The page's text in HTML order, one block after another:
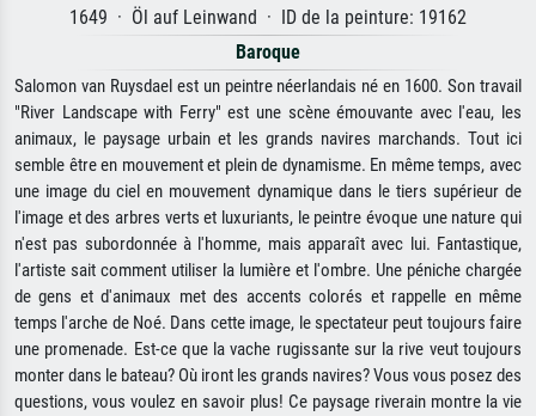
1649 · Öl auf Leinwand · ID de la peinture: 19162
Baroque
Salomon van Ruysdael est un peintre néerlandais né en 1600. Son travail
"River Landscape with Ferry" est une scène émouvante avec l'eau, les
animaux, le paysage urbain et les grands navires marchands. Tout ici
semble être en mouvement et plein de dynamisme. En même temps, avec
une image du ciel en mouvement dynamique dans le tiers supérieur de
l'image et des arbres verts et luxuriants, le peintre évoque une nature qui
n'est pas subordonnée à l'homme, mais apparaît avec lui. Fantastique,
l'artiste sait comment utiliser la lumière et l'ombre. Une péniche chargée
de gens et d'animaux met des accents colorés et rappelle en même
temps l'arche de Noé. Dans cette image, le spectateur peut toujours faire
une promenade. Est-ce que la vache rugissante sur la rive veut toujours
monter dans le bateau? Où iront les grands navires? Vous vous posez des
questions, vous voulez en savoir plus! Ce paysage riverain montre la vie